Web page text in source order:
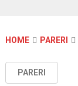
HOME PARERI
PARERI